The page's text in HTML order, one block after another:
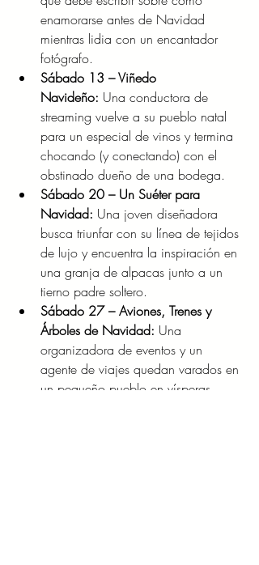
enamorarse antes de Navidad
mientras lidia con un encantador
fotógrafo.
Sábado 13 – Viñedo
Navideño: Una conductora de
streaming vuelve a su pueblo natal
para un especial de vinos y termina
chocando (y conectando) con el
obstinado dueño de una bodega.
Sábado 20 – Un Suéter para
Navidad: Una joven diseñadora
busca triunfar con su línea de tejidos
de lujo y encuentra la inspiración en
una granja de alpacas junto a un
tierno padre soltero.
Sábado 27 – Aviones, Trenes y
Árboles de Navidad: Una
organizadora de eventos y un
agente de viajes quedan varados en
un pequeño pueblo en vísperas